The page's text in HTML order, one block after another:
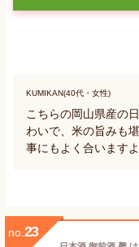
KUMIKAN(40代・女性)
こちらの岡山県産の
わいで、米の旨みも
事にもよく合いますよ
no. 23